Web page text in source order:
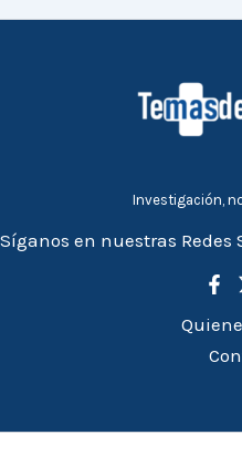
Investigación,
Síganos en nuestras Redes